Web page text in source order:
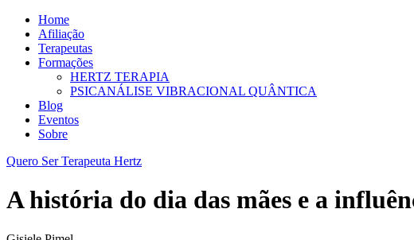
Home
Afiliação
Terapeutas
Formações
HERTZ TERAPIA
PSICANÁLISE VIBRACIONAL QUÂNTICA
Blog
Eventos
Sobre
Quero Ser Terapeuta Hertz
A história do dia das mães e a